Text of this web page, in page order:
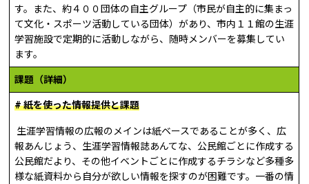
す。また、約４００団体の自主グループ（市民が自主的に集まっ
て文化・スポーツ活動している団体）があり、市内１１館の生涯
学習施設で定期的に活動しながら、随時メンバーを募集してい
ます。
課題（詳細）
# 紙を使った情報提供と課題
生涯学習情報の広報のメインは紙ベースであることが多く、広
報あんじょう、生涯学習情報誌あんてな、公民館ごとに作成する
公民館だより、その他イベントごとに作成するチラシなど多種多
様な紙資料から自分が欲しい情報を探すのが困難です。一番の情